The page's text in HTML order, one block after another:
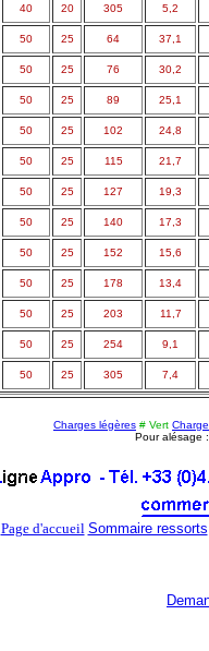
40 20 305 5,2
50 25 64 37,1
50 25 76 30,2
50 25 89 25,1
50 25 102 24,8
50 25 115 21,7
50 25 127 19,3
50 25 140 17,3
50 25 152 15,6
50 25 178 13,4
50 25 203 11,7
50 25 254 9,1
50 25 305 7,4
Charges légères # Vert
Pour alésage
Page d'accueil Sommaire ressorts